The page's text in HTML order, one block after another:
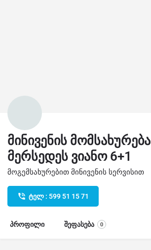
მინივენის მომსახურება
მერსედეს ვიანო 6+1
მოგემსახურებით მინივენის სერვისით
ტელ : 599 51 15 71
პროფილი შეფასება 0